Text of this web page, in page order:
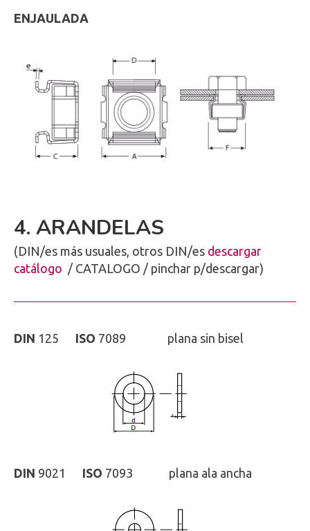
ENJAULADA
4. ARANDELAS
(DIN/es más usuales, otros DIN/es descargar
catálogo / CATALOGO / pinchar p/descargar)
DIN 125 ISO 7089 plana sin bisel
DIN 9021 ISO 7093 plana ala ancha